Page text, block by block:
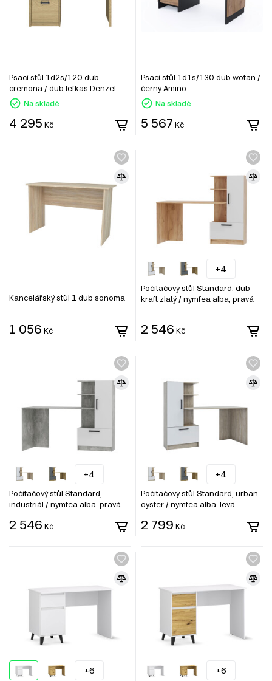
Psací stůl 1d2s/120 dub
cremona / dub lefkas Denzel
Na skladě
4 295 Kč
Psací stůl 1d1s/130 dub wotan /
černý Amino
Na skladě
5 567 Kč
Kancelářský stůl 1 dub sonoma
1 056 Kč
+4
Počítačový stůl Standard, dub
kraft zlatý / nymfea alba, pravá
2 546 Kč
+4
Počítačový stůl Standard,
industriál / nymfea alba, pravá
2 546 Kč
+4
Počítačový stůl Standard, urban
oyster / nymfea alba, levá
2 799 Kč
+6 +6